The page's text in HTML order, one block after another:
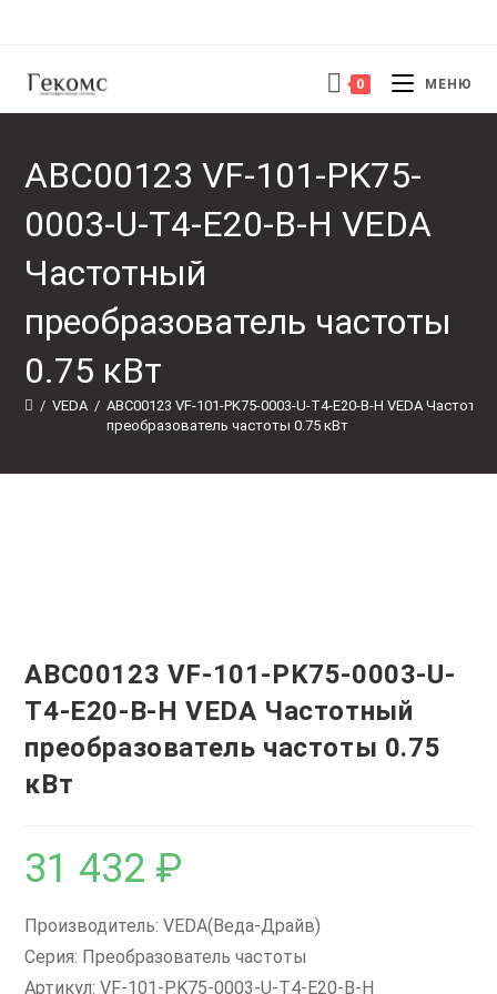
0 МЕНЮ
ABC00123 VF-101-PK75-
0003-U-T4-E20-B-H VEDA
Частотный
преобразователь частоты
0.75 кВт
/ VEDA / ABC00123 VF-101-PK75-0003-U-T4-E20-B-H VEDA
преобразователь частоты 0.75 кВт
ABC00123 VF-101-PK75-0003-U-
T4-E20-B-H VEDA Частотный
преобразователь частоты 0.75
кВт
31 432 ₽
Производитель: VEDA(Веда-Драйв)
Серия: Преобразователь частоты
Артикул: VF-101-PK75-0003-U-T4-E20-B-H